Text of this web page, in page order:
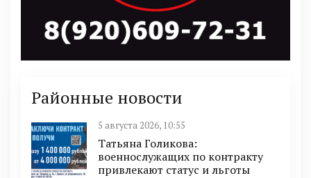
Районные новости
5 августа 2026, 10:55
Татьяна Голикова:
военнослужащих по контракту
привлекают статус и льготы